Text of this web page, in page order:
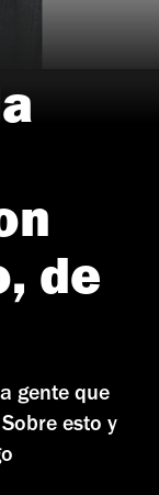
de
gente que
esto y